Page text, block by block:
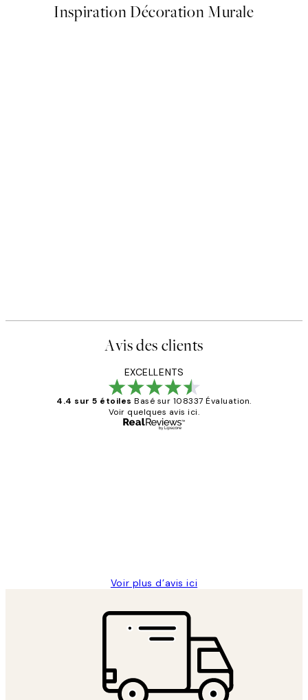
Inspiration Décoration Murale
Avis des clients
EXCELLENTS
4.4 sur 5 étoiles Basé sur 108337 Évaluation.
Voir quelques avis ici.
Voir plus d’avis ici